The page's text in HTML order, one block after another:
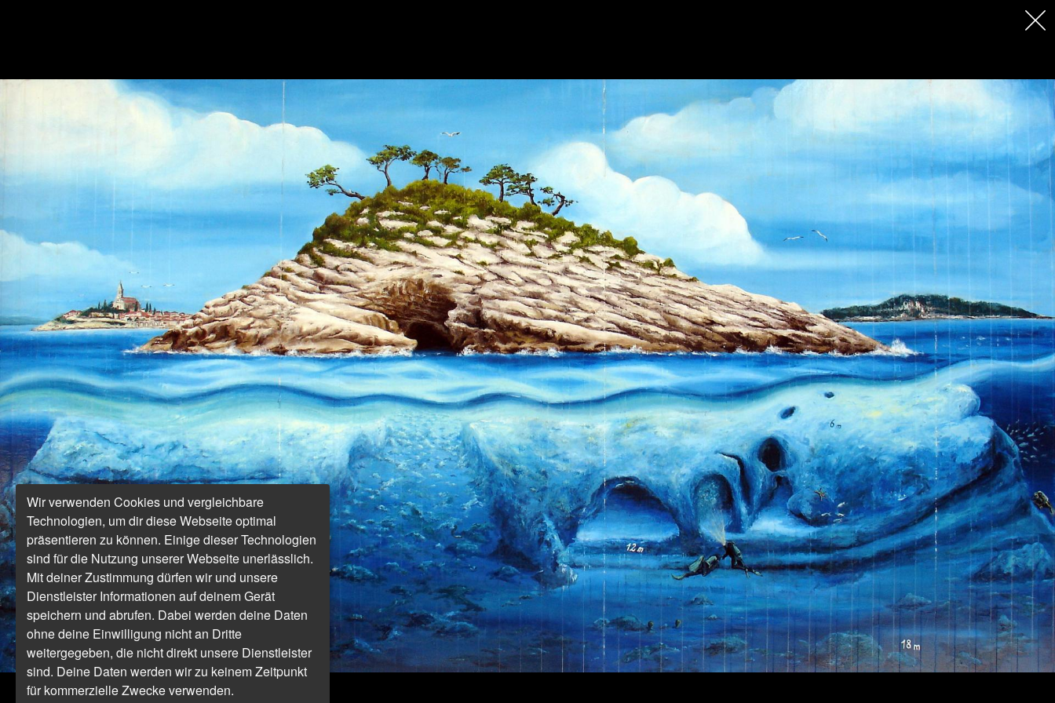
Wir verwenden Cookies und vergleichbare
Technologien, um dir diese Webseite optimal
präsentieren zu können. Einige dieser Technologien
sind für die Nutzung unserer Webseite unerlässlich.
Mit deiner Zustimmung dürfen wir und unsere
Dienstleister Informationen auf deinem Gerät
speichern und abrufen. Dabei werden deine Daten
ohne deine Einwilligung nicht an Dritte
weitergegeben, die nicht direkt unsere Dienstleister
sind. Deine Daten werden wir zu keinem Zeitpunkt
für kommerzielle Zwecke verwenden.